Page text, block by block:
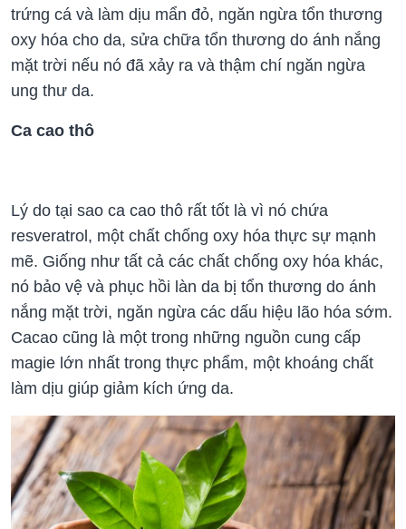
trứng cá và làm dịu mẩn đỏ, ngăn ngừa tổn thương
oxy hóa cho da, sửa chữa tổn thương do ánh nắng
mặt trời nếu nó đã xảy ra và thậm chí ngăn ngừa
ung thư da.
Ca cao thô
Lý do tại sao ca cao thô rất tốt là vì nó chứa
resveratrol, một chất chống oxy hóa thực sự mạnh
mẽ. Giống như tất cả các chất chống oxy hóa khác,
nó bảo vệ và phục hồi làn da bị tổn thương do ánh
nắng mặt trời, ngăn ngừa các dấu hiệu lão hóa sớm.
Cacao cũng là một trong những nguồn cung cấp
magie lớn nhất trong thực phẩm, một khoáng chất
làm dịu giúp giảm kích ứng da.